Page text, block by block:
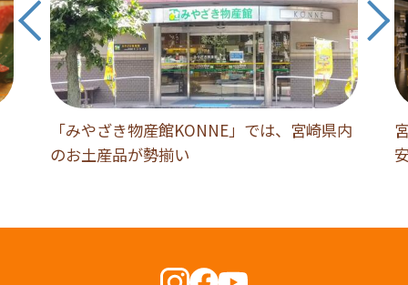
「みやざき物産館KONNE」では、宮崎県内
のお土産品が勢揃い